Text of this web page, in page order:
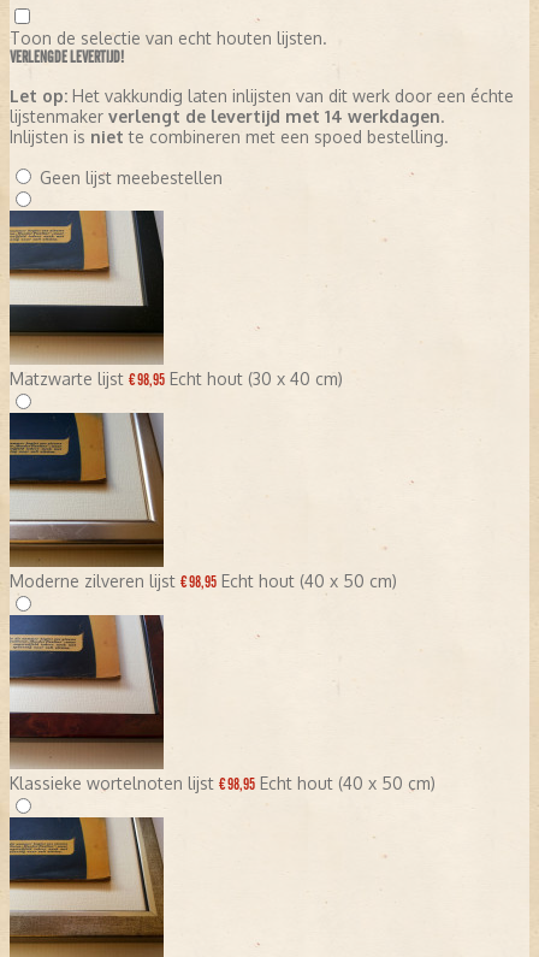
Toon de selectie van echt houten lijsten.
VERLENGDE LEVERTIJD!
Let op: Het vakkundig laten inlijsten van dit werk door een échte
lijstenmaker verlengt de levertijd met 14 werkdagen.
Inlijsten is niet te combineren met een spoed bestelling.
Geen lijst meebestellen
Matzwarte lijst € 98,95 Echt hout (30 x 40 cm)
Moderne zilveren lijst € 98,95 Echt hout (40 x 50 cm)
Klassieke wortelnoten lijst € 98,95 Echt hout (40 x 50 cm)